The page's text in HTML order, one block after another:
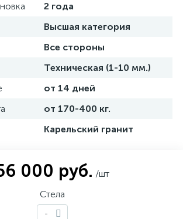
2 года
Высшая категория
Все стороны
Техническая (1-10 мм.)
от 14 дней
от 170-400 кг.
Карельский гранит
000 руб. /шт
Стела
-